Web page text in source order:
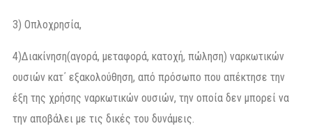
3) Οπλοχρησία,
4)Διακίνηση(αγορά, μεταφορά, κατοχή, πώληση) ναρκωτικών
ουσιών κατ΄ εξακολούθηση, από πρόσωπο που απέκτησε την
έξη της χρήσης ναρκωτικών ουσιών, την οποία δεν μπορεί να
την αποβάλει με τις δικές του δυνάμεις.